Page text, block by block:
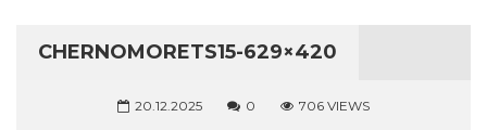
CHERNOMORETS15-629×420
20.12.2025 0 706 VIEWS